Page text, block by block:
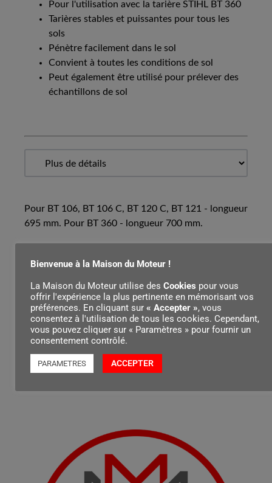
Pour l'utilisation avec la tarière STIHL BT 360
Tarières stables et puissantes pour tous les
sols
Pénètre facilement dans le sol
Convient à toutes les conditions de sol
Peut également être utilisé pour prélever des
échantillons de sol
Pour BT 106, BT 106 C, BT 120 C, BT 121 - longueur
695 mm. Pour BT 360 - longueur 700 mm.
Bienvenue à la Maison du Moteur !
La Maison du Moteur utilise des Cookies pour vous
offrir l'expérience la plus pertinente en mémorisant vos
préférences. En cliquant sur « Accepter », vous
consentez à l'utilisation de tous les cookies. Cependant,
vous pouvez cliquer sur « Paramètres » pour fournir un
consentement contrôlé.
PARAMETRES ACCEPTER